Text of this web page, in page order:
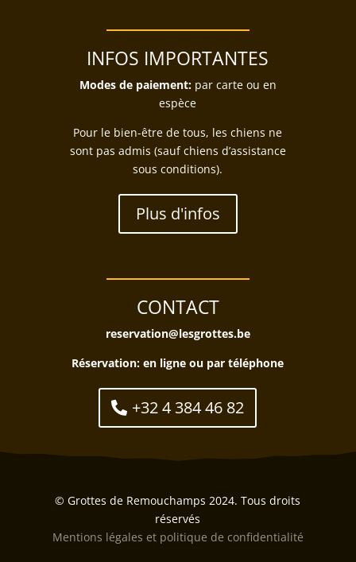
INFOS IMPORTANTES
Modes de paiement:par carte ou en
espèce
Pour le bien-être de tous, les chiens ne
sont pas admis (sauf chiens d’assistance
sous conditions).
Plus d'infos
CONTACT
reservation@lesgrottes.be
Réservation:en ligne ou par téléphone
+32 4 384 46 82
© Grottes de Remouchamps 2024. Tous droits
réservés
Mentions légales et politique de confidentialité